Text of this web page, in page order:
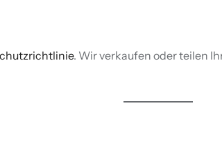
. Wir verkaufen oder teilen